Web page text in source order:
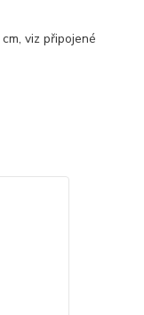
viz připojené